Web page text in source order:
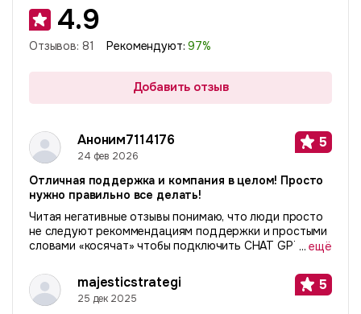
4.9
Отзывов: 81 Рекомендуют:97%
Добавить отзыв
Аноним7114176
24 фев 2026
5
Отличная поддержка и компания в целом! Просто
нужно правильно все делать!
Читая негативные отзывы понимаю, что люди просто
не следуют рекоммендациям поддержки и простыми
словами «косячат» чтобы подключить CHAT GPT или
«счастье». Расскажу свою историю. Я живу за
рубежом...
...ещё
majesticstrategi
25 дек 2025
5